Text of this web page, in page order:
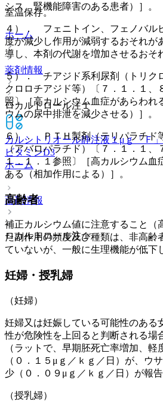
室温保存。
ホーム
薬剤情報
ロカルトロール注１
カルシトリオール静注液１μｇ「Ｆ」
ビタミンD3
ホーム
薬剤情報
ロカルトロール注１
シス、腎機能障害のある患者）］。
４）． フェニトイン、フェノバル
度が減少し作用が減弱するおそれが
導し、本剤の代謝を増加させるおそ
５）． チアジド系利尿剤（トリク
クロロチアジド等）〔７．１．１、
照〕［高カルシウム血症があらわれ
ウムの尿中排泄を減少させる）］。
６）． ＰＴＨ製剤（テリパラチド
（アバロパラチド）〔７．１．１、
１．１．１参照〕［高カルシウム血
ある（相加作用による）］。
高齢者
補正カルシウム値に注意すること（
た副作用の頻度及び種類は、非高齢
ていないが、一般に生理機能が低下
妊婦・授乳婦
（妊婦）
妊婦又は妊娠している可能性のある
性が危険性を上回ると判断される場
（ラットで、早期胚死亡率増加、
（０．１５μｇ／ｋｇ／日）が、ウ
少（０．０９μｇ／ｋｇ／日）が報告
（授乳婦）